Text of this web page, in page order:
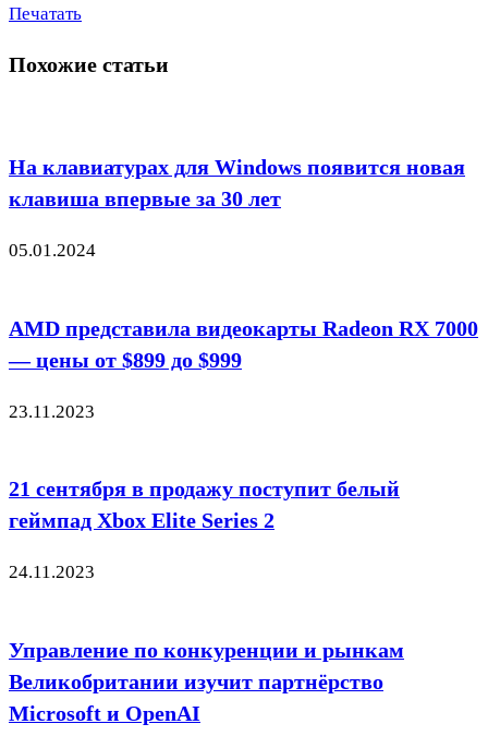
Печатать
Похожие статьи
На клавиатурах для Windows появится новая
клавиша впервые за 30 лет
05.01.2024
AMD представила видеокарты Radeon RX 7000
— цены от $899 до $999
23.11.2023
21 сентября в продажу поступит белый
геймпад Xbox Elite Series 2
24.11.2023
Управление по конкуренции и рынкам
Великобритании изучит партнёрство
Microsoft и OpenAI